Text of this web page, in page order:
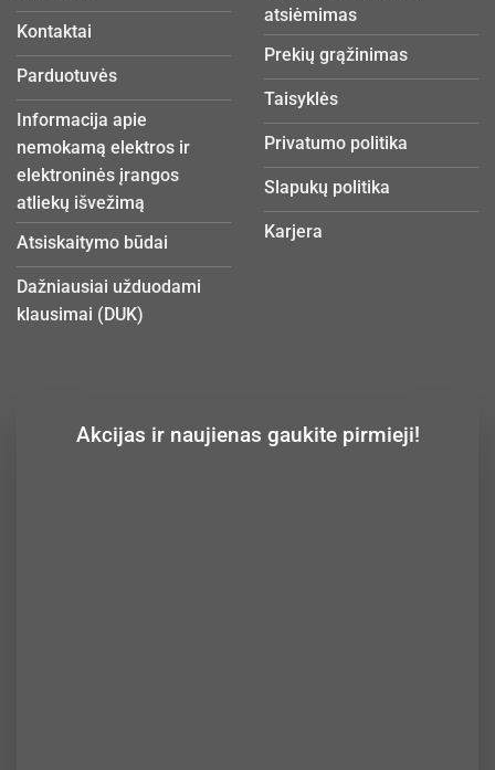
Kontaktai
Parduotuvės
Informacija apie
nemokamą elektros ir
elektroninės įrangos
atliekų išvežimą
Atsiskaitymo būdai
Dažniausiai užduodami
klausimai (DUK)
atsiėmimas
Prekių grąžinimas
Taisyklės
Privatumo politika
Slapukų politika
Karjera
Akcijas ir naujienas gaukite pirmieji!